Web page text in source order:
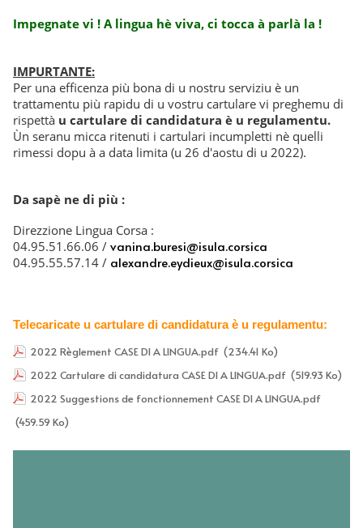
Impegnate vi ! A lingua hè viva, ci tocca à parlà la !
IMPURTANTE:
Per una efficenza più bona di u nostru serviziu è un
trattamentu più rapidu di u vostru cartulare vi preghemu di
rispettà u cartulare di candidatura è u regulamentu.
Ùn seranu micca ritenuti i cartulari incumpletti nè quelli
rimessi dopu à a data limita (u 26 d'aostu di u 2022).
Da sapè ne di più :
Direzzione Lingua Corsa :
04.95.51.66.06 / vanina.buresi@isula.corsica
04.95.55.57.14 / alexandre.eydieux@isula.corsica
Telecaricate u cartulare di candidatura è u regulamentu:
2022 Règlement CASE DI A LINGUA.pdf (234.41 Ko)
2022 Cartulare di candidatura CASE DI A LINGUA.pdf (519.93 Ko)
2022 Suggestions de fonctionnement CASE DI A LINGUA.pdf
(459.59 Ko)